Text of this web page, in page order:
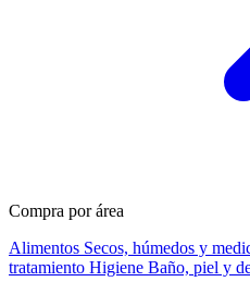
Compra por área
Alimentos Secos, húmedos y
tratamiento Higiene Baño, piel y